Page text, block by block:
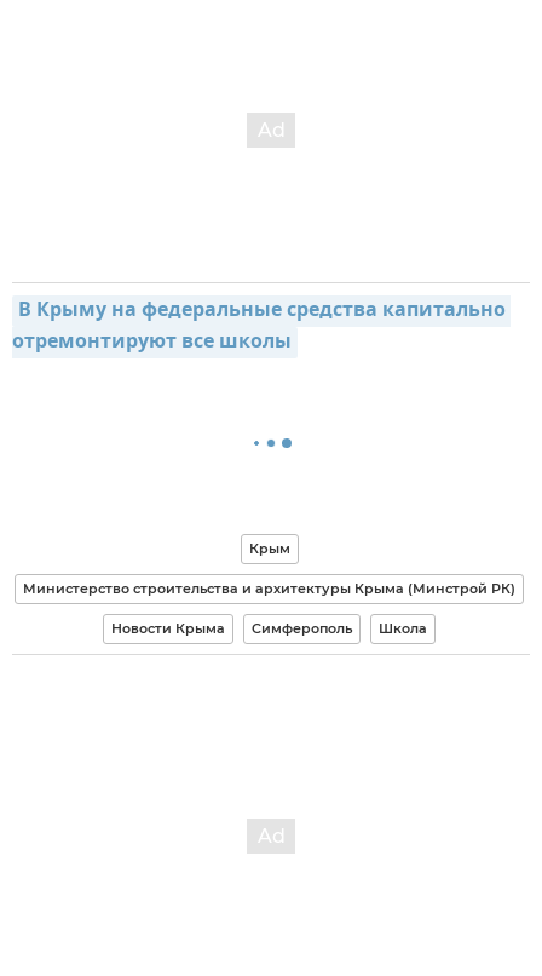
В Крыму на федеральные средства капитально
отремонтируют все школы
Крым
Министерство строительства и архитектуры Крыма (Минстрой РК)
Новости Крыма Симферополь Школа